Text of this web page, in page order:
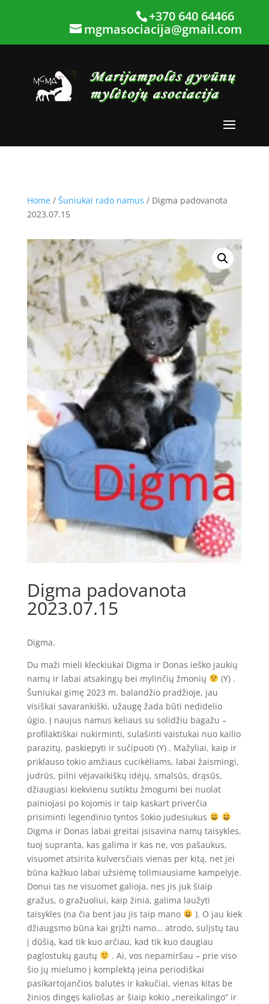
+370 640 64466
mgmasociacija@gmail.com
Home/ Šuniukai rado namus / Digma padovanota
2023.07.15
Digma padovanota
2023.07.15
Digma.
Du maži mieli kleckiukai Digma ir Donas ieško jaukių
namų ir labai atsakingų bei mylinčių žmonių
(Y) .
Šuniukai gimę 2023 m. balandžio pradžioje, jau
visiškai savarankiški, užaugę žada būti nedidelio
ūgio. Į naujus namus keliaus su solidžiu bagažu –
profilaktiškai nukirminti, sulašinti vaistukai nuo kailio
parazitų, paskiepyti ir sučipuoti (Y) . Mažyliai, kaip ir
priklauso tokio amžiaus cucikėliams, labai žaismingi,
judrūs, pilni vėjavaikiškų idėjų, smalsūs, drąsūs,
džiaugiasi kiekvienu sutiktu žmogumi bei nuolat
painiojasi po kojomis ir taip kaskart priverčia
prisiminti legendinio tyntos šokio judesiukus
Digma ir Donas labai greitai įsisavina namų taisykles,
tuoj supranta, kas galima ir kas ne, vos pašaukus,
visuomet atsirita kulversčiais vienas per kitą, net jei
būna kažkuo labai užsiėmę tolimiausiame kampelyje.
Donui tas ne visuomet galioja, nes jis juk šiaip
gražus, o gražuoliui, kaip žinia, galima laužyti
taisykles (na čia bent jau jis taip mano
). O jau kiek
džiaugsmo būna kai grįžti namo… atrodo, sulįstų tau
į dūšią, kad tik kuo arčiau, kad tik kuo daugiau
paglostukų gautų
. Ai, vos nepamiršau – prie viso
šio jų mielumo į komplektą įeina periodiškai
pasikartojančios balutės ir kakučiai, vienas kitas be
žinios dingęs kaliošas ar šiaip kokio „nereikalingo” ir